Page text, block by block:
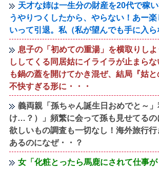
天才な姉は一生分の財産を20代で稼
うやりつくしたから、やらない！あー
いって引退。私（私が望んでも手に入ら
息子の「初めての重湯」を横取りし
ししてくる同居姑にイライラが止まら
も鍋の蓋を開けてかき混ぜ、結局『姑と
不快すぎる形に・・・
義両親「孫ちゃん誕生日おめでと～
け…？）」頻繁に会って孫も見せてるの
欲しいもの調査も一切なし！海外旅行
あるのになぜ・・？
女「化粧とったら馬鹿にされて仕事が